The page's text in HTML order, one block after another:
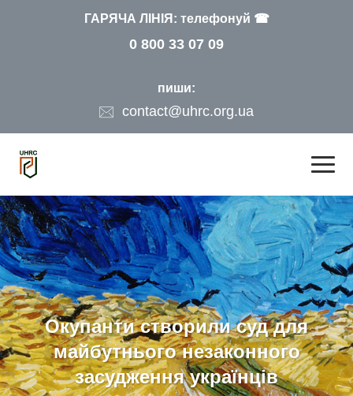
ГАРЯЧА ЛІНІЯ: телефонуй ☎
0 800 33 07 09
пиши:
contact@uhrc.org.ua
Окупанти створили суд для
майбутнього незаконного
засудження українців